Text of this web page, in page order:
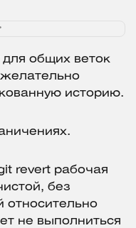
общих веток
историю.
revert рабочая
без
относительно
не выполниться